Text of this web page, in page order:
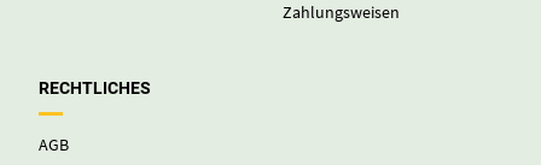
Zahlungsweisen
RECHTLICHES
AGB